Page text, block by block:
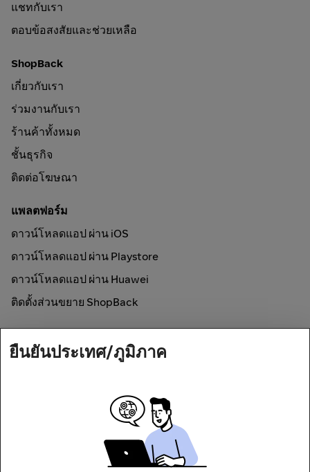
แชทกับเรา
ตอบข้อสงสัยและช่วยเหลือ
ShopBack
เกี่ยวกับเรา
ร่วมงานกับเรา
ร้านค้าทั้งหมด
ชั้นธุรกิจ
ติดต่อโฆษณา
แพลตฟอร์ม
ดาวน์โหลดแอป ผ่าน iOS
ดาวน์โหลดแอป ผ่าน Playstore
ดาวน์โหลดแอป ผ่าน Huawei
ติดตั้งส่วนขยาย ShopBack
ช้อปออนไลน์และรับเงินคืน
ยืนยันประเทศ/ภูมิภาค